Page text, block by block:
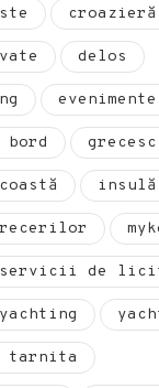
croazieră
delos
bord grecesc
insulă
servicii de
yachting
tarnita